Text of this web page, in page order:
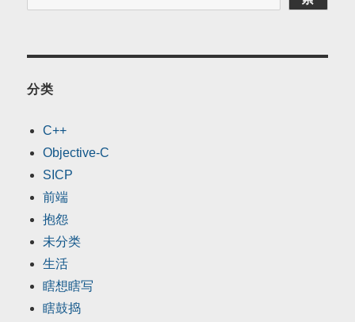
分类
C++
Objective-C
SICP
前端
抱怨
未分类
生活
瞎想瞎写
瞎鼓捣